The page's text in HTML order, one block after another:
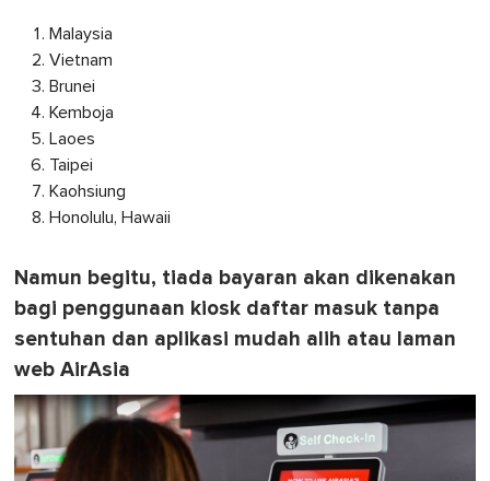
e
,
0
Malaysia
Vietnam
Brunei
Kemboja
Laoes
Taipei
Kaohsiung
Honolulu, Hawaii
Namun begitu, tiada bayaran akan dikenakan
bagi penggunaan kiosk daftar masuk tanpa
sentuhan dan aplikasi mudah alih atau laman
web AirAsia